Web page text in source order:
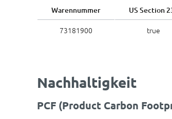
Warennummer US Section
73181900 true
Nachhaltigkeit
PCF (Product Carbon